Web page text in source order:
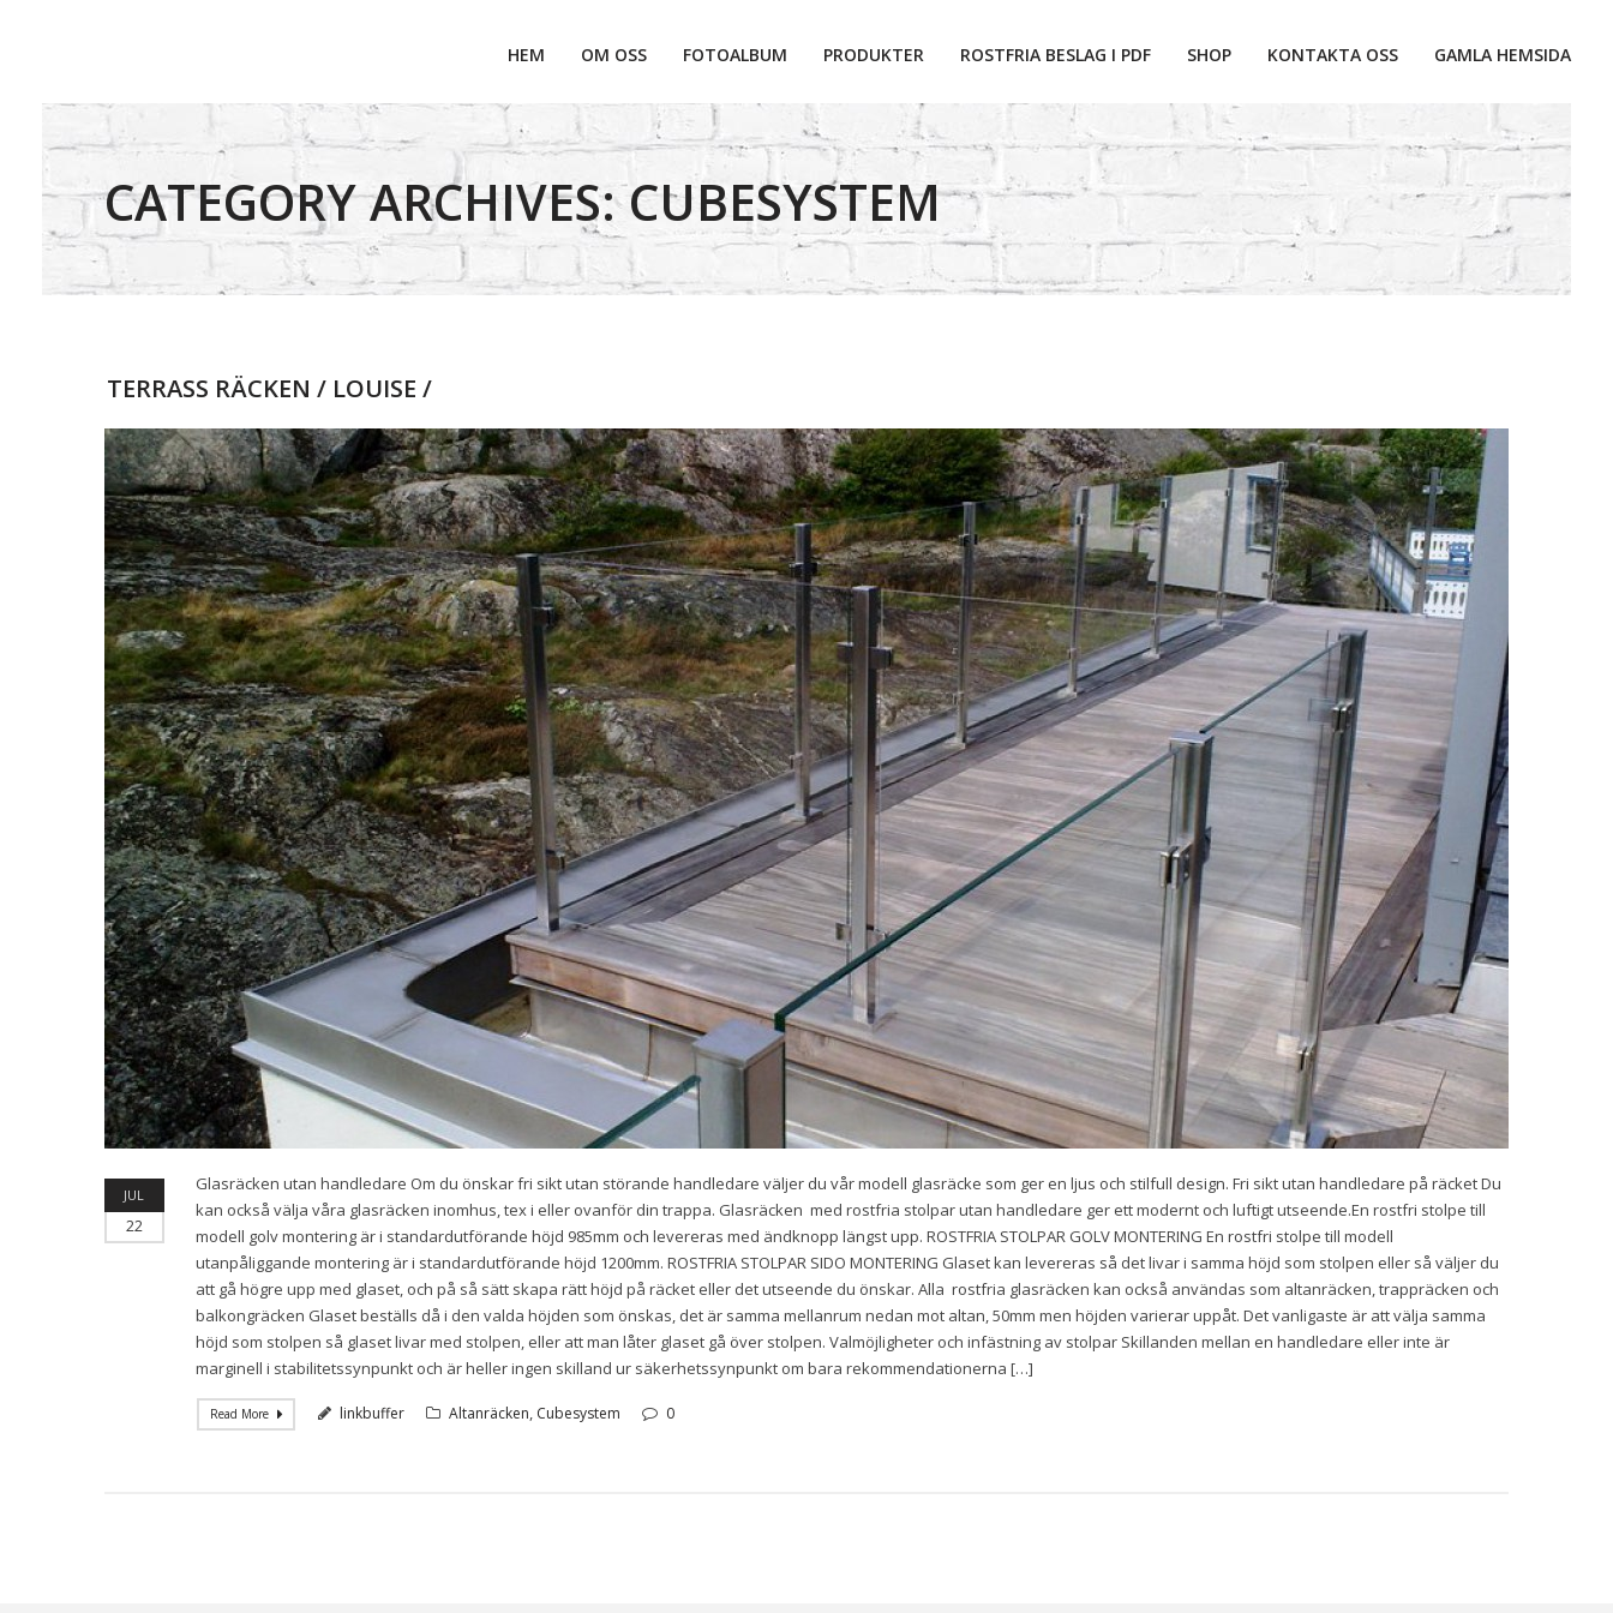
HEM OM OSS FOTOALBUM PRODUKTER ROSTFRIA BESLAG I PDF SHOP KONTAKTA OSS GAMLA HEMSIDA
CATEGORY ARCHIVES: CUBESYSTEM
TERRASS RÄCKEN / LOUISE /
JUL
22
Glasräcken utan handledare Om du önskar fri sikt utan störande handledare väljer du vår modell glasräcke som ger en ljus och stilfull design. Fri sikt utan handledare på räcket Du
kan också välja våra glasräcken inomhus, tex i eller ovanför din trappa. Glasräcken med rostfria stolpar utan handledare ger ett modernt och luftigt utseende.En rostfri stolpe till
modell golv montering är i standardutförande höjd 985mm och levereras med ändknopp längst upp. ROSTFRIA STOLPAR GOLV MONTERING En rostfri stolpe till modell
utanpåliggande montering är i standardutförande höjd 1200mm. ROSTFRIA STOLPAR SIDO MONTERING Glaset kan levereras så det livar i samma höjd som stolpen eller så väljer du
att gå högre upp med glaset, och på så sätt skapa rätt höjd på räcket eller det utseende du önskar. Alla rostfria glasräcken kan också användas som altanräcken, trappräcken och
balkongräcken Glaset beställs då i den valda höjden som önskas, det är samma mellanrum nedan mot altan, 50mm men höjden varierar uppåt. Det vanligaste är att välja samma
höjd som stolpen så glaset livar med stolpen, eller att man låter glaset gå över stolpen. Valmöjligheter och infästning av stolpar Skillanden mellan en handledare eller inte är
marginell i stabilitetssynpunkt och är heller ingen skilland ur säkerhetssynpunkt om bara rekommendationerna […]
Read More linkbuffer Altanräcken, Cubesystem 0